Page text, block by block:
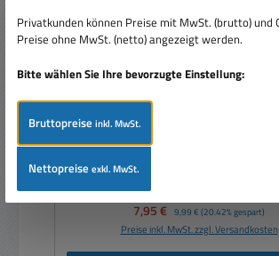
Relais Bistabil 230V Stromstoss 1-
10A 250V
Verkaufspreis:
7,95 € Regulärer Preis:
9,99 € (20.42% gespart)
Preise inkl. MwSt. zzgl. Versandkosten
Privatkunden können Preise mit MwSt. (brutto) und
Preise ohne MwSt. (netto) angezeigt werden.
Bitte wählen Sie Ihre bevorzugte Einstellung:
Bruttopreiseinkl. MwSt.
Nettopreiseexkl. MwSt.